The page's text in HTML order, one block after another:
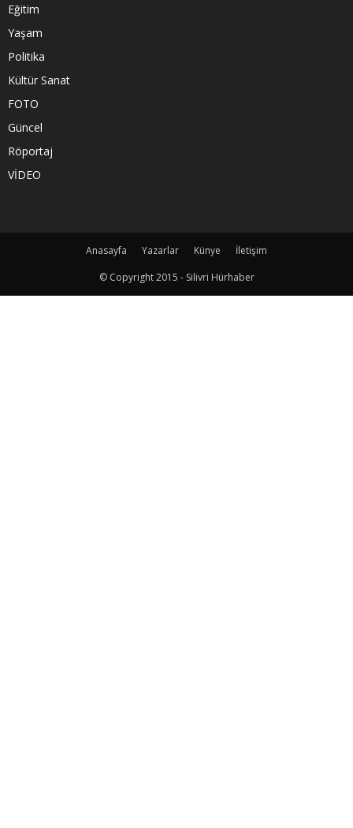
Eğitim
Yaşam
Politika
Kültür Sanat
FOTO
Güncel
Röportaj
VİDEO
Anasayfa Yazarlar Künye
İletişim
© Copyright 2015 - Silivri Hürhaber